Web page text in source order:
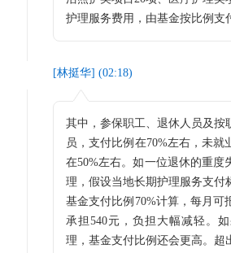
护理服务费用，由基金按比例支
[林挺华] (02:18)
其中，参保职工、退休人员及按
员，支付比例在70%左右，未就
在50%左右。如一位退休的重度
理，假设当地长期护理服务支付
基金支付比例70%计算，每月可
承担540元，负担大幅减轻。
理，基金支付比例还会更高。超